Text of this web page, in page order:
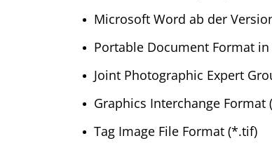
Microsoft Word ab der
Portable Document Format
Joint Photographic Expert
Graphics Interchange Format
Tag Image File Format (*.tif)